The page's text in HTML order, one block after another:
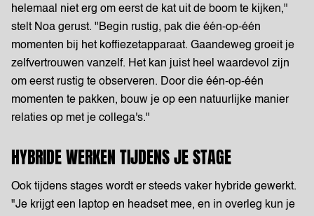
helemaal niet erg om eerst de kat uit de boom te kijken,"
stelt Noa gerust. "Begin rustig, pak die één-op-één
momenten bij het koffiezetapparaat. Gaandeweg groeit je
zelfvertrouwen vanzelf. Het kan juist heel waardevol zijn
om eerst rustig te observeren. Door die één-op-één
momenten te pakken, bouw je op een natuurlijke manier
relaties op met je collega's."
HYBRIDE WERKEN TIJDENS JE STAGE
Ook tijdens stages wordt er steeds vaker hybride gewerkt.
"Je krijgt een laptop en headset mee, en in overleg kun je